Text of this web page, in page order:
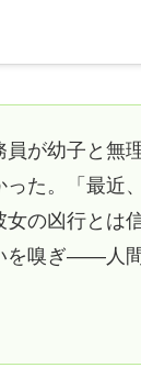
が幼子と無
た。「最近
の凶行とは
を嗅ぎ――人